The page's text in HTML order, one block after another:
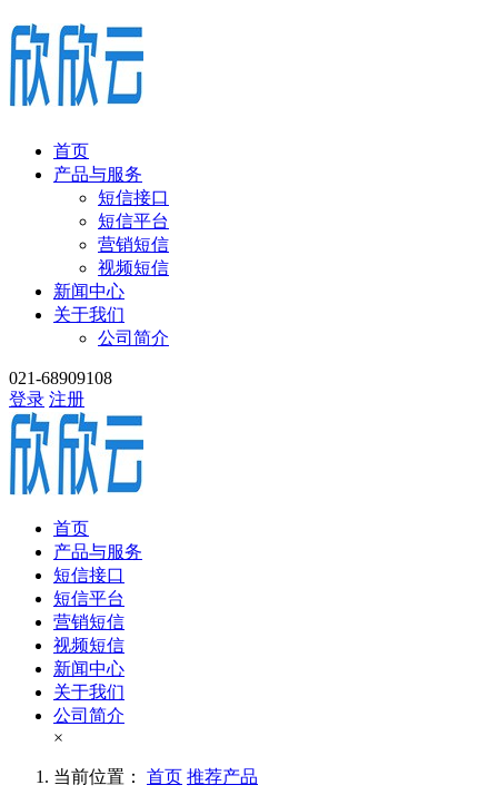
首页
产品与服务
短信接口
短信平台
营销短信
视频短信
新闻中心
关于我们
公司简介
021-68909108
登录 注册
首页
产品与服务
短信接口
短信平台
营销短信
视频短信
新闻中心
关于我们
公司简介
×
当前位置： 首页 推荐产品